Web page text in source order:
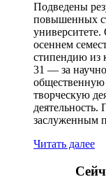
Подведены
повышенных
осеннем
стипендию из
31 — за
общественную
творческую
деятельность.
заслуженным
Читать далее